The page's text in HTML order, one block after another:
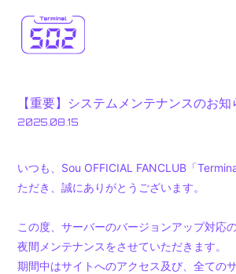
DIARY
502 OMIKUJI
STORE
【重要】システムメンテナンスのお知
2025.08.15
いつも、Sou OFFICIAL FANCLUB「
ただき、誠にありがとうございます。
この度、サーバーのバージョンアップ対応
夜間メンテナンスをさせていただきます。
期間中はサイトへのアクセス及び、全ての